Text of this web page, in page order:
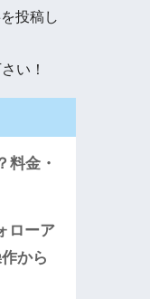
投稿し
い！
料金・
ローア
から